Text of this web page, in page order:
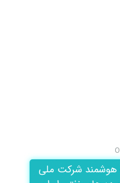
هوشمند شرکت ملی